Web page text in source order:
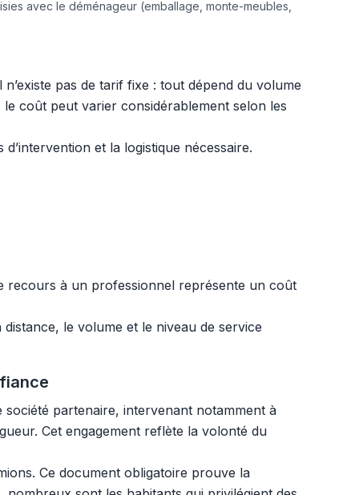
avec le déménageur (emballage, monte-meubles,
pas de tarif fixe : tout dépend du volume
le coût peut varier considérablement selon les
et la logistique nécessaire.
recours à un professionnel représente un coût
le volume et le niveau de service
partenaire, intervenant notamment à
Cet engagement reflète la volonté du
Ce document obligatoire prouve la